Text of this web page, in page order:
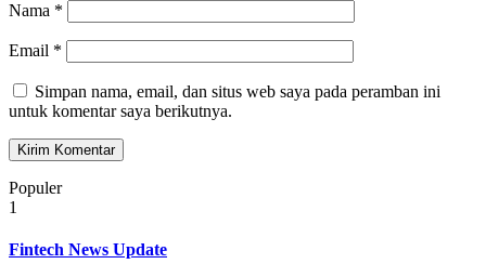
Nama *
Email *
Simpan nama, email, dan situs web saya pada peramban ini
untuk komentar saya berikutnya.
Populer
1
Fintech News Update